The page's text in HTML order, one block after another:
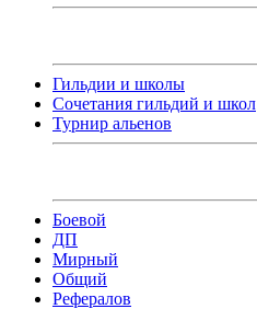
Гильдии и школы
Сочетания гильдий и школ
Турнир альенов
Боевой
ДП
Мирный
Общий
Рефералов